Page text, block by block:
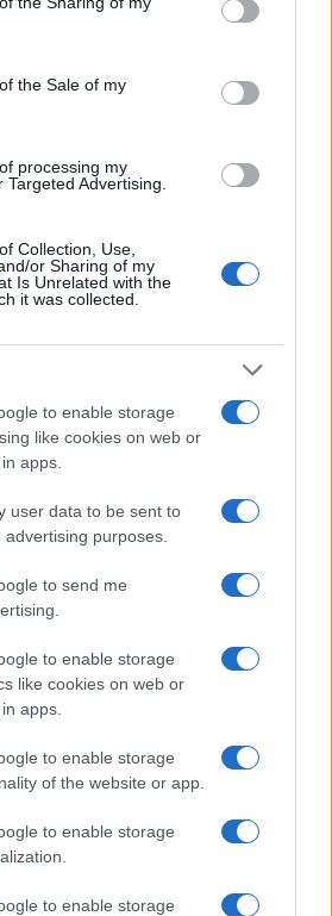
Google and its third-party tags to
specified purposes in below Google
the Sale of my
processing my
Advertising.
Collection, Use,
or Sharing of my
Is Unrelated with the
it was collected.
to enable storage
like cookies on web or
apps.
user data to be sent to
purposes.
to send me
to enable storage
like cookies on web or
apps.
to enable storage
of the website or app.
to enable storage
to enable storage